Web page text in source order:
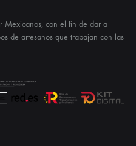
Mexicanos, con el fin de dar a
de artesanos que trabajan con las